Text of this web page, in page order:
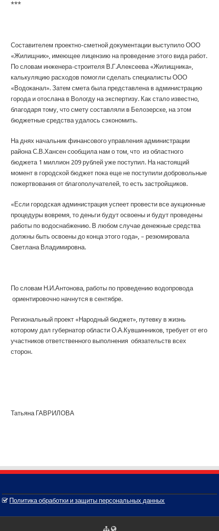
***
Составителем проектно-сметной документации выступило ООО
«Жилищник», имеющее лицензию на проведение этого вида работ.
По словам инженера-строителя В.Г.Алексеева «Жилищника»,
калькуляцию расходов помогли сделать специалисты ООО
«Водоканал». Затем смета была представлена в администрацию
города и отослана в Вологду на экспертизу. Как стало известно,
благодаря тому, что смету составляли в Белозерске, на этом
бюджетные средства удалось сэкономить.
На днях начальник финансового управления администрации
района С.В.Хансен сообщила нам о том, что из областного
бюджета 1 миллион 209 рублей уже поступил. На настоящий
момент в городской бюджет пока еще не поступили добровольные
пожертвования от благополучателей, то есть застройщиков.
«Если городская администрация успеет провести все аукционные
процедуры вовремя, то деньги будут освоены и будут проведены
работы по водоснабжению. В любом случае денежные средства
должны быть освоены до конца этого года», – резюмировала
Светлана Владимировна.
По словам Н.И.Антонова, работы по проведению водопровода
ориентировочно начнутся в сентябре.
Региональный проект «Народный бюджет», путевку в жизнь
которому дал губернатор области О.А.Кувшинников, требует от его
участников ответственного выполнения обязательств всех
сторон.
Татьяна ГАВРИЛОВА
Политика обработки и защиты персональных данных